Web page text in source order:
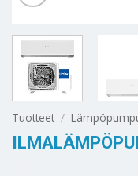
Tuotteet /